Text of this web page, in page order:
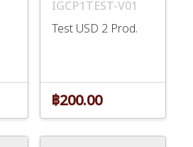
IGCP1TEST-V01
Test USD 2 Prod.
฿200.00